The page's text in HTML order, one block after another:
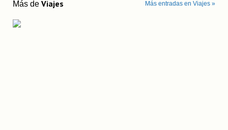
Más de Viajes Más entradas en Viajes »